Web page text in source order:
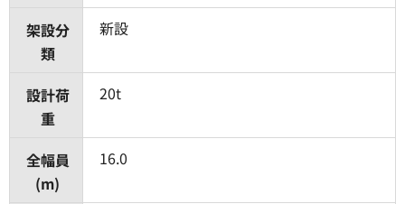
架設分
類
新設
設計荷
重
20t
全幅員
(m)
16.0